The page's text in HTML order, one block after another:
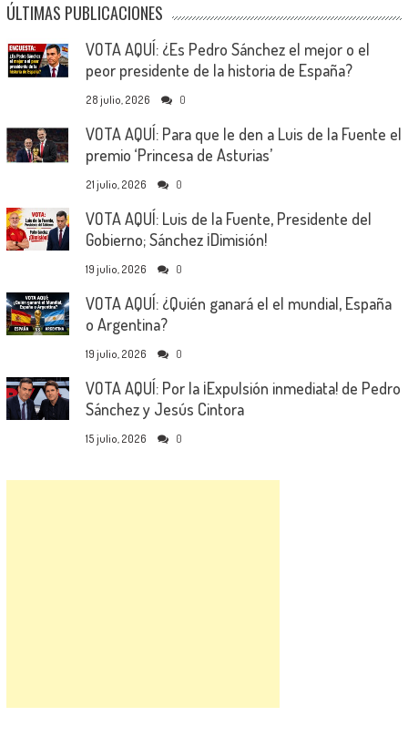
ÚLTIMAS PUBLICACIONES
VOTA AQUÍ: ¿Es Pedro Sánchez el mejor o el
peor presidente de la historia de España?
28 julio, 2026 0
VOTA AQUÍ: Para que le den a Luis de la Fuente el
premio ‘Princesa de Asturias’
21 julio, 2026 0
VOTA AQUÍ: Luis de la Fuente, Presidente del
Gobierno; Sánchez ¡Dimisión!
19 julio, 2026 0
VOTA AQUÍ: ¿Quién ganará el el mundial, España
o Argentina?
19 julio, 2026 0
VOTA AQUÍ: Por la ¡Expulsión inmediata! de Pedro
Sánchez y Jesús Cintora
15 julio, 2026 0